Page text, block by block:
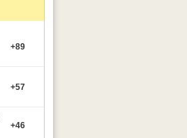
+89
+57
+46